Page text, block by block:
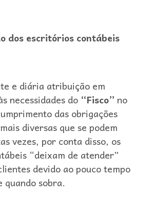
dos escritórios contábeis
e diária atribuição em
necessidades do “Fisco” no
das obrigações
diversas que se podem
vezes, por conta disso, os
“deixam de atender”
devido ao pouco tempo
quando sobra.